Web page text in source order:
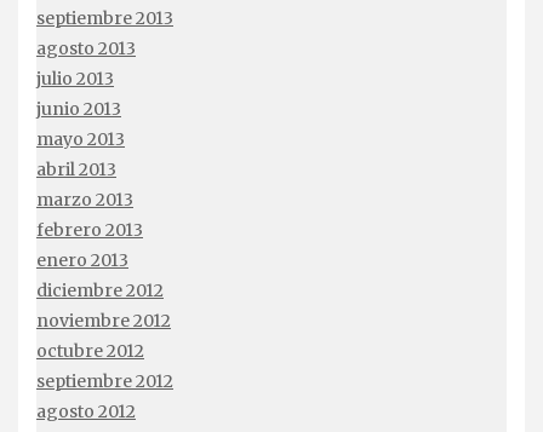
septiembre 2013
agosto 2013
julio 2013
junio 2013
mayo 2013
abril 2013
marzo 2013
febrero 2013
enero 2013
diciembre 2012
noviembre 2012
octubre 2012
septiembre 2012
agosto 2012